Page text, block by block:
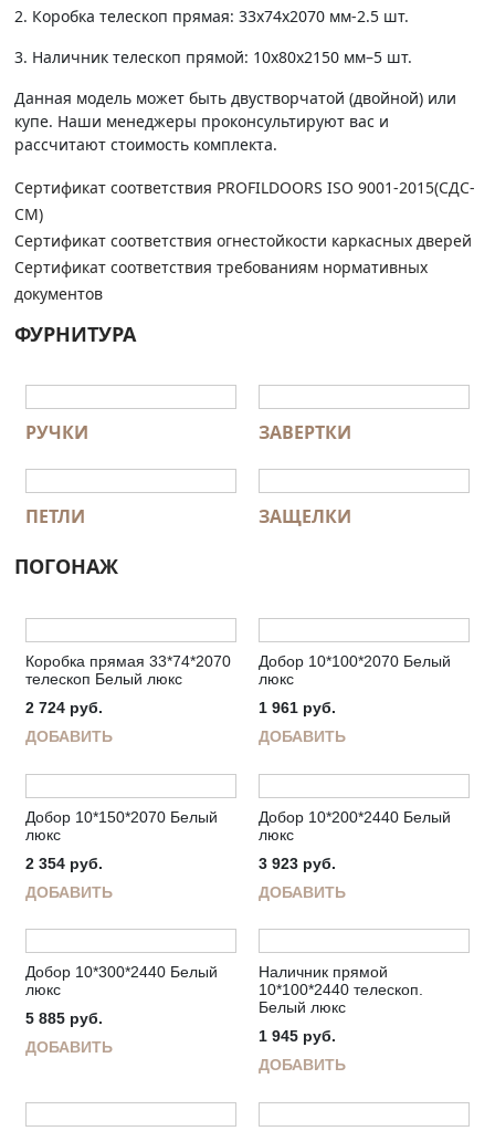
2. Коробка телескоп прямая: 33х74х2070 мм-2.5 шт.
3. Наличник телескоп прямой: 10х80х2150 мм–5 шт.
Данная модель может быть двустворчатой (двойной) или
купе. Наши менеджеры проконсультируют вас и
рассчитают стоимость комплекта.
Сертификат соответствия PROFILDOORS ISO 9001-2015(СДС-
СМ)
Сертификат соответствия огнестойкости каркасных дверей
Сертификат соответствия требованиям нормативных
документов
ФУРНИТУРА
РУЧКИ ЗАВЕРТКИ
ПЕТЛИ ЗАЩЕЛКИ
ПОГОНАЖ
Коробка прямая 33*74*2070
телескоп Белый люкс
2 724 руб.
ДОБАВИТЬ
Добор 10*100*2070 Белый
люкс
1 961 руб.
ДОБАВИТЬ
Добор 10*150*2070 Белый
люкс
2 354 руб.
ДОБАВИТЬ
Добор 10*200*2440 Белый
люкс
3 923 руб.
ДОБАВИТЬ
Добор 10*300*2440 Белый
люкс
5 885 руб.
ДОБАВИТЬ
Наличник прямой
10*100*2440 телескоп.
Белый люкс
1 945 руб.
ДОБАВИТЬ